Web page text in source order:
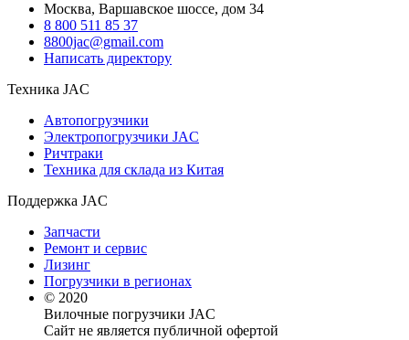
Москва, Варшавское шоссе, дом 34
8 800 511 85 37
8800jac@gmail.com
Написать директору
Техника JAC
Автопогрузчики
Электропогрузчики JAC
Ричтраки
Техника для склада из Китая
Поддержка JAC
Запчасти
Ремонт и сервис
Лизинг
Погрузчики в регионах
© 2020
Вилочные погрузчики JAC
Сайт не является публичной офертой